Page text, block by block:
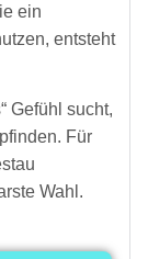
ein
entsteht
Gefühl sucht,
Für
Wahl.